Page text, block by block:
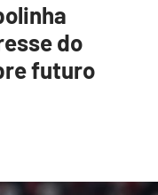
do
futuro